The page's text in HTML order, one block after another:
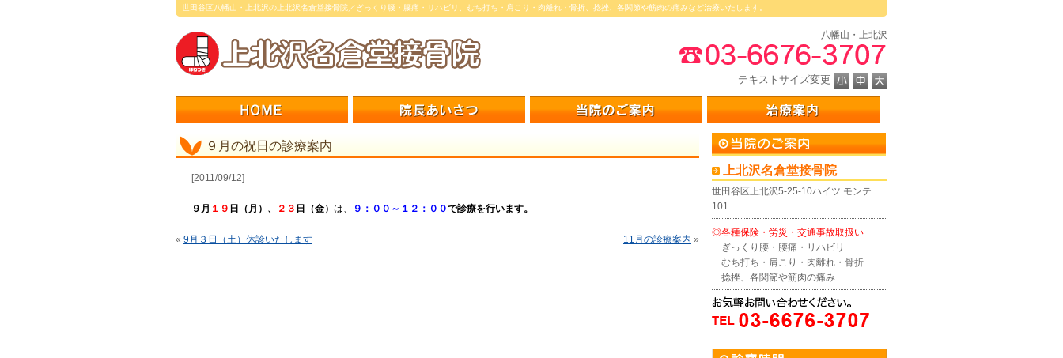
世田谷区八幡山・上北沢の上北沢名倉堂接骨院／ぎっくり腰・腰痛・リハビリ、むち打ち・肩こり・肉離れ・骨折、捻挫、各関節や筋肉の痛みなど治療いたします。
八幡山・上北沢
テキストサイズ変更
９月の祝日の診療案内
[2011/09/12]
９月 １９ 日（月）、 ２３ 日（金） は、 ９：００～１２：００で診療を行います。
« 9月３日（土）休診いたします 11月の診療案内 »
上北沢名倉堂接骨院
世田谷区上北沢5-25-10ハイツ モンテ
101
◎各種保険・労災・交通事故取扱い
ぎっくり腰・腰痛・リハビリ
むち打ち・肩こり・肉離れ・骨折
捻挫、各関節や筋肉の痛み